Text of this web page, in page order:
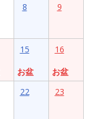
8 9
15
お盆
16
お盆
22 23